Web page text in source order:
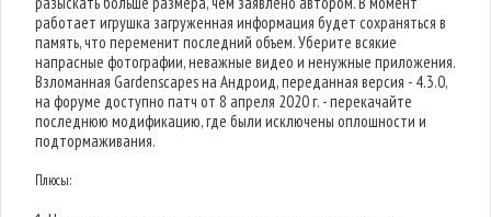
работает игрушка загруженная информация будет сохраняться в
память, что переменит последний объем. Уберите всякие
напрасные фотографии, неважные видео и ненужные приложения.
Взломанная Gardenscapes на Андроид, переданная версия - 4.3.0,
на форуме доступно патч от 8 апреля 2020 г. - перекачайте
последнюю модификацию, где были исключены оплошности и
подтормаживания.
Плюсы: